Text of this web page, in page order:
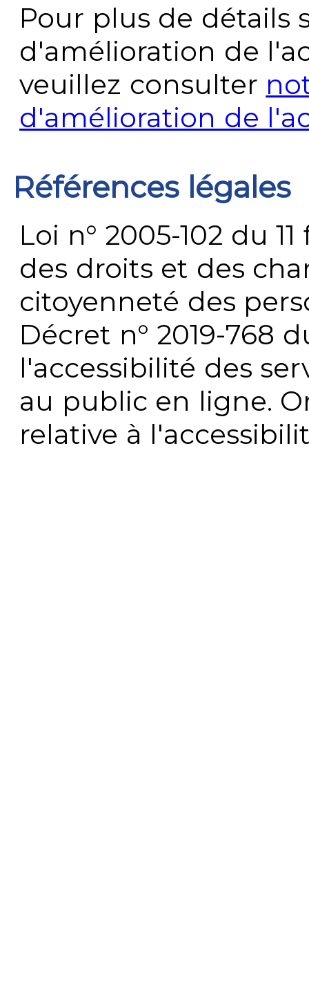
Pour plus de détails
d'amélioration de
veuillez consulter
d'amélioration de
Références légales
Loi n° 2005-102 du
des droits et des
citoyenneté des
Décret n° 2019-768
l'accessibilité des
au public en ligne.
relative à